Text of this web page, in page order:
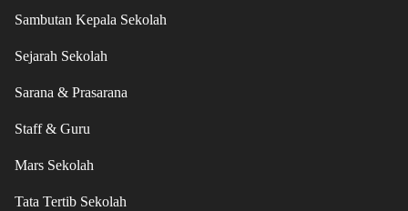
Sambutan Kepala Sekolah
Sejarah Sekolah
Sarana & Prasarana
Staff & Guru
Mars Sekolah
Tata Tertib Sekolah